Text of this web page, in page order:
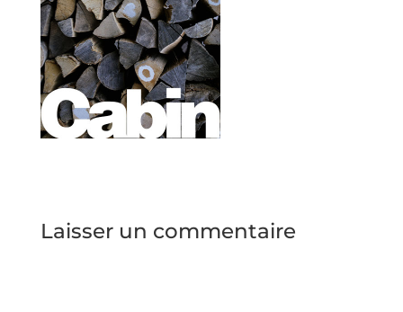
Laisser un commentaire